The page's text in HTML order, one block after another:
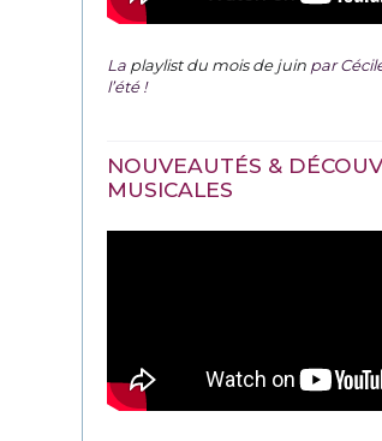
La playlist du mois de juin par
l’été !
NOUVEAUTÉS &
MUSICALES